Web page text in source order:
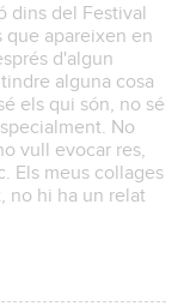
dins del Festival
que apareixen en
d'algun
alguna cosa
els qui són, no sé
No
vull evocar res,
Els meus collages
no hi ha un relat